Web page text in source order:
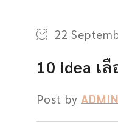
22
10 idea เ
Post byADMIN